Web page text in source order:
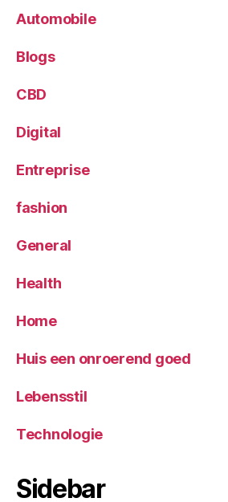
Automobile
Blogs
CBD
Digital
Entreprise
fashion
General
Health
Home
Huis een onroerend goed
Lebensstil
Technologie
Sidebar